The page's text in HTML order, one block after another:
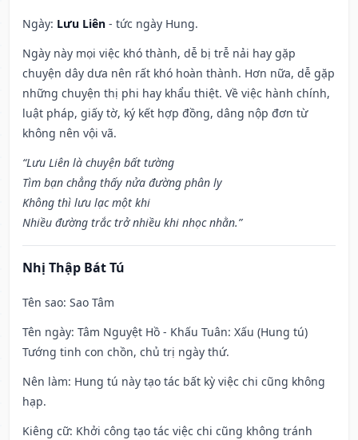
Ngày: Lưu Liên - tức ngày Hung.
Ngày này mọi việc khó thành, dễ bị trễ nải hay gặp
chuyện dây dưa nên rất khó hoàn thành. Hơn nữa, dễ gặp
những chuyện thị phi hay khẩu thiệt. Về việc hành chính,
luật pháp, giấy tờ, ký kết hợp đồng, dâng nộp đơn từ
không nên vội vã.
“Lưu Liên là chuyện bất tường
Tìm bạn chẳng thấy nửa đường phân ly
Không thì lưu lạc một khi
Nhiều đường trắc trở nhiều khi nhọc nhằn.”
Nhị Thập Bát Tú
Tên sao: Sao Tâm
Tên ngày: Tâm Nguyệt Hồ - Khấu Tuân: Xấu (Hung tú)
Tướng tinh con chồn, chủ trị ngày thứ.
Nên làm: Hung tú này tạo tác bất kỳ việc chi cũng không
hạp.
Kiêng cữ: Khởi công tạo tác việc chi cũng không tránh